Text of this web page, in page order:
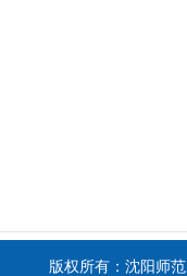
版权所有：沈阳师